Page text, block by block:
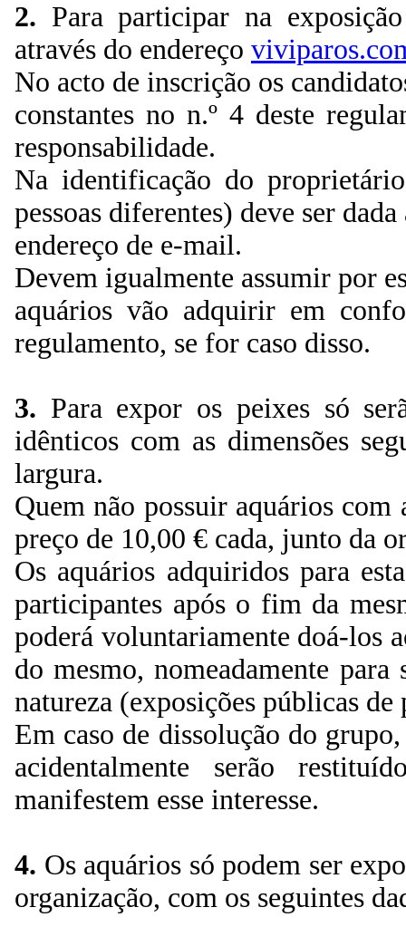
2. Para participar na
através do endereço
No acto de inscrição os
constantes no n.º 4 deste
responsabilidade.
Na identificação do
pessoas diferentes) deve ser
endereço de e-mail.
Devem igualmente assumir por
aquários vão adquirir em
regulamento, se for caso disso.
3. Para expor os peixes só
idênticos com as dimensões
largura.
Quem não possuir aquários
preço de 10,00 € cada, junto da
Os aquários adquiridos para
participantes após o fim da
poderá voluntariamente doá-los
do mesmo, nomeadamente
natureza (exposições públicas de
Em caso de dissolução do
acidentalmente serão
manifestem esse interesse.
4. Os aquários só podem ser
organização, com os seguintes